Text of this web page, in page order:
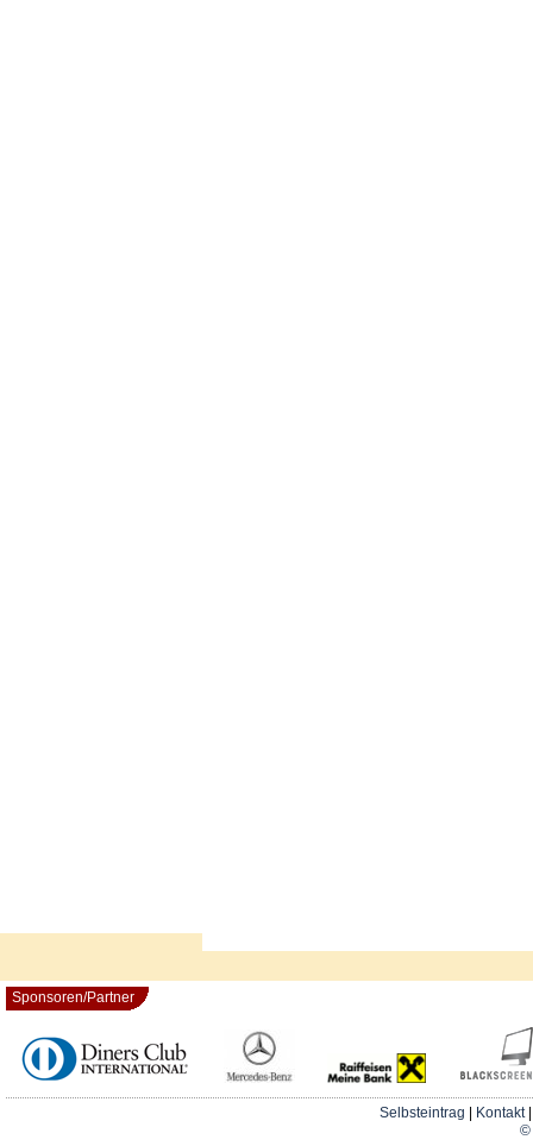
Sponsoren/Partner
Selbsteintrag Kontakt
©